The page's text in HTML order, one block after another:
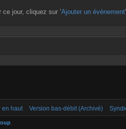
jour, cliquez sur ’Ajouter un évènement
en haut Version bas-débit (Archivé)